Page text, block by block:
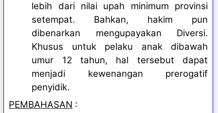
lebih dari nilai upah minimum provinsi
setempat. Bahkan, hakim pun
dibenarkan mengupayakan Diversi.
Khusus untuk pelaku anak dibawah
umur 12 tahun, hal tersebut dapat
menjadi kewenangan prerogatif
penyidik.
PEMBAHASAN :